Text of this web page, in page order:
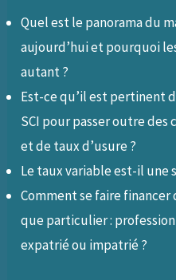
Quel est le panorama du
aujourd’hui et pourquoi
autant ?
Est-ce qu’il est pertinent
SCI pour passer outre
et de taux d’usure ?
Le taux variable est-il une
Comment se faire
que particulier :
expatrié ou impatrié ?